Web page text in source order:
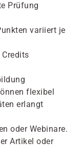
Prüfung
variiert je
Credits
flexibel
erlangt
oder Webinare.
Artikel oder